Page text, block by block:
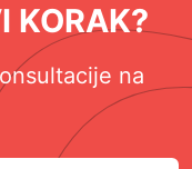
KORAK?
na